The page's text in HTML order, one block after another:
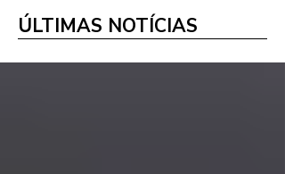
ÚLTIMAS NOTÍCIAS